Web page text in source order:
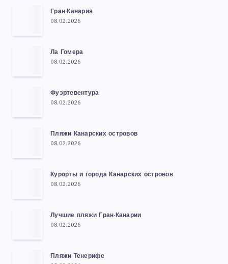
Гран-Канария
08.02.2026
Ла Гомера
08.02.2026
Фуэртевентура
08.02.2026
Пляжи Канарских островов
08.02.2026
Курорты и города Канарских островов
08.02.2026
Лучшие пляжи Гран-Канарии
08.02.2026
Пляжи Тенерифе